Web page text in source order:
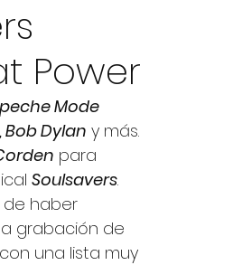
Power
Mode
Bob Dylan y más.
para
Soulsavers.
de haber
grabación de
una lista muy